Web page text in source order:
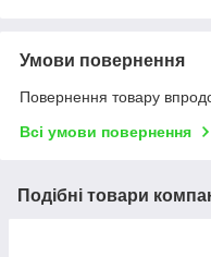
Умови повернення
Повернення товару
Всі умови повернення
Подібні товари